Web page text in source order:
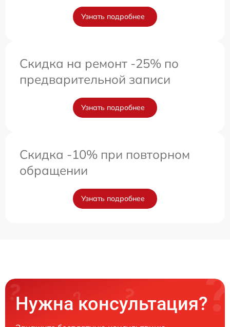
Узнать подробнее
Скидка на ремонт -25% по
предварительной записи
Узнать подробнее
Скидка -10% при повторном
обращении
Узнать подробнее
Нужна консультация?